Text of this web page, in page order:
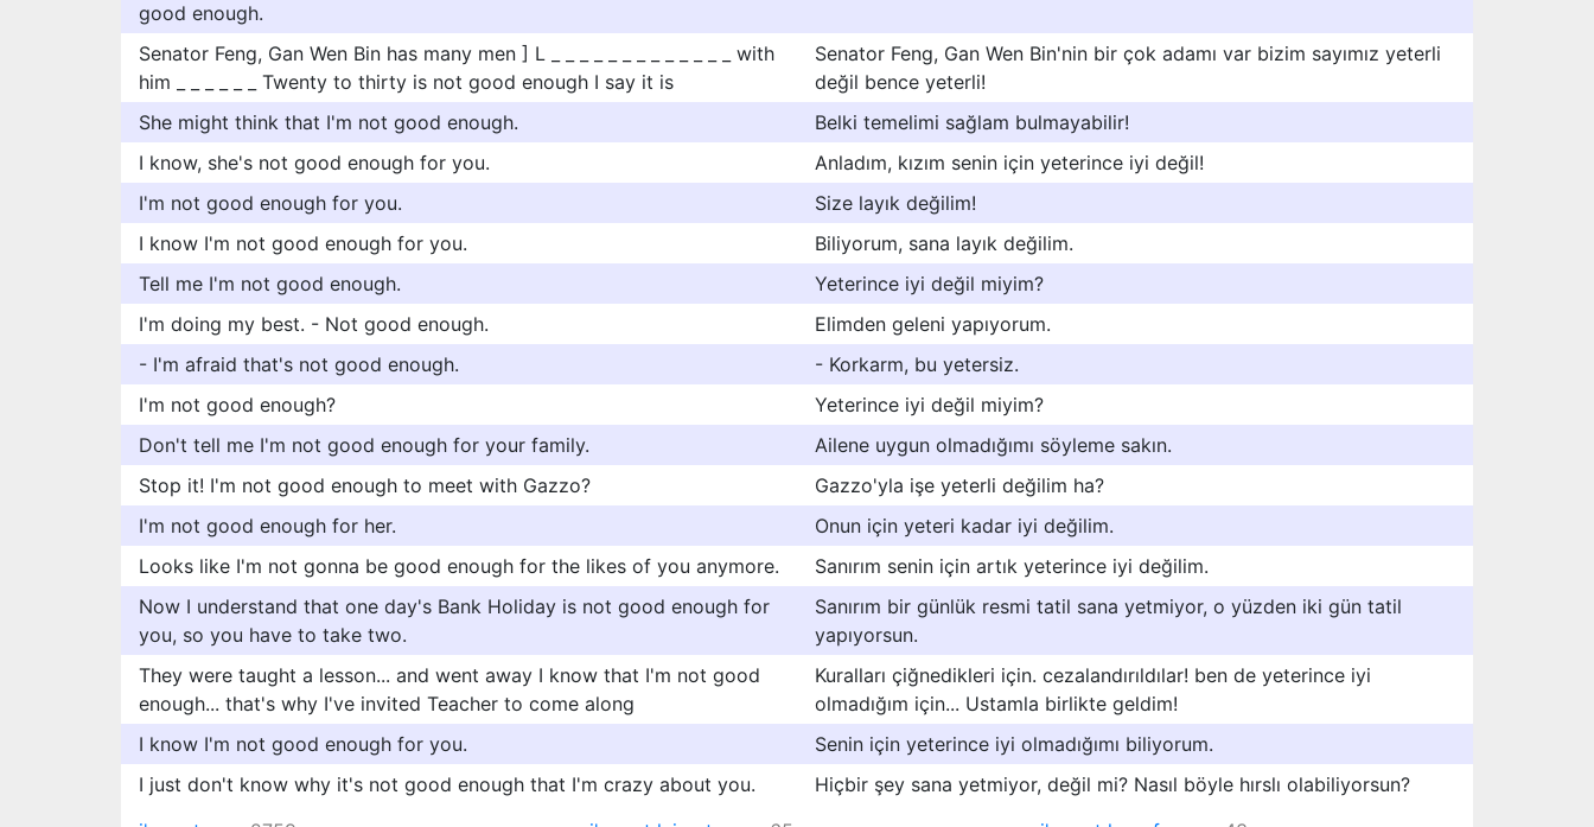
good enough.
Senator Feng, Gan Wen Bin has many men ] L _ _ _ _ _ _ _ _ _ _ _ _ _ with
him _ _ _ _ _ _ Twenty to thirty is not good enough I say it is
Senator Feng, Gan Wen Bin'nin bir çok adamı var bizim sayımız yeterli
değil bence yeterli!
She might think that I'm not good enough.
Belki temelimi sağlam bulmayabilir!
I know, she's not good enough for you.
Anladım, kızım senin için yeterince iyi değil!
I'm not good enough for you.
Size layık değilim!
I know I'm not good enough for you.
Biliyorum, sana layık değilim.
Tell me I'm not good enough.
Yeterince iyi değil miyim?
I'm doing my best. - Not good enough.
Elimden geleni yapıyorum.
- I'm afraid that's not good enough.
- Korkarm, bu yetersiz.
I'm not good enough?
Yeterince iyi değil miyim?
Don't tell me I'm not good enough for your family.
Ailene uygun olmadığımı söyleme sakın.
Stop it! I'm not good enough to meet with Gazzo?
Gazzo'yla işe yeterli değilim ha?
I'm not good enough for her.
Onun için yeteri kadar iyi değilim.
Looks like I'm not gonna be good enough for the likes of you anymore.
Sanırım senin için artık yeterince iyi değilim.
Now I understand that one day's Bank Holiday is not good enough for
you, so you have to take two.
Sanırım bir günlük resmi tatil sana yetmiyor, o yüzden iki gün tatil
yapıyorsun.
They were taught a lesson... and went away I know that I'm not good
enough... that's why I've invited Teacher to come along
Kuralları çiğnedikleri için. cezalandırıldılar! ben de yeterince iyi
olmadığım için... Ustamla birlikte geldim!
I know I'm not good enough for you.
Senin için yeterince iyi olmadığımı biliyorum.
I just don't know why it's not good enough that I'm crazy about you.
Hiçbir şey sana yetmiyor, değil mi? Nasıl böyle hırslı olabiliyorsun?